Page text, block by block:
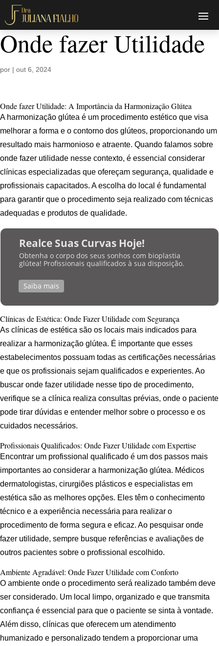
Onde fazer Utilidade
por | out 6, 2024
Onde fazer Utilidade: A Importância da Harmonização Glútea
A harmonização glútea é um procedimento estético que visa
melhorar a forma e o contorno dos glúteos, proporcionando um
resultado mais harmonioso e atraente. Quando falamos sobre
onde fazer utilidade nesse contexto, é essencial considerar
clínicas especializadas que ofereçam segurança, qualidade e
profissionais capacitados. A escolha do local é fundamental
para garantir que o procedimento seja realizado com técnicas
adequadas e produtos de qualidade.
Realce Suas Curvas Hoje!
Obtenha o corpo dos seus sonhos com bioplastia
glútea! Profissionais qualificados à sua disposição.
Saiba mais
Clínicas de Estética: Onde Fazer Utilidade com Segurança
As clínicas de estética são os locais mais indicados para
realizar a harmonização glútea. É importante que esses
estabelecimentos possuam todas as certificações necessárias
e que os profissionais sejam qualificados e experientes. Ao
buscar onde fazer utilidade nesse tipo de procedimento,
verifique se a clínica realiza consultas prévias, onde o paciente
pode tirar dúvidas e entender melhor sobre o processo e os
cuidados necessários.
Profissionais Qualificados: Onde Fazer Utilidade com Expertise
Encontrar um profissional qualificado é um dos passos mais
importantes ao considerar a harmonização glútea. Médicos
dermatologistas, cirurgiões plásticos e especialistas em
estética são as melhores opções. Eles têm o conhecimento
técnico e a experiência necessária para realizar o
procedimento de forma segura e eficaz. Ao pesquisar onde
fazer utilidade, sempre busque referências e avaliações de
outros pacientes sobre o profissional escolhido.
Ambiente Agradável: Onde Fazer Utilidade com Conforto
O ambiente onde o procedimento será realizado também deve
ser considerado. Um local limpo, organizado e que transmita
confiança é essencial para que o paciente se sinta à vontade.
Além disso, clínicas que oferecem um atendimento
humanizado e personalizado tendem a proporcionar uma